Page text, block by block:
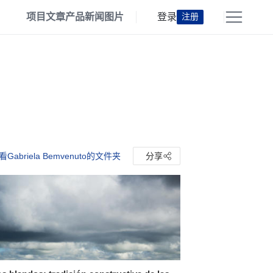
项目文章产品新闻 图片 登录 注册
Gabriela Bemvenuto的文件夹 分享